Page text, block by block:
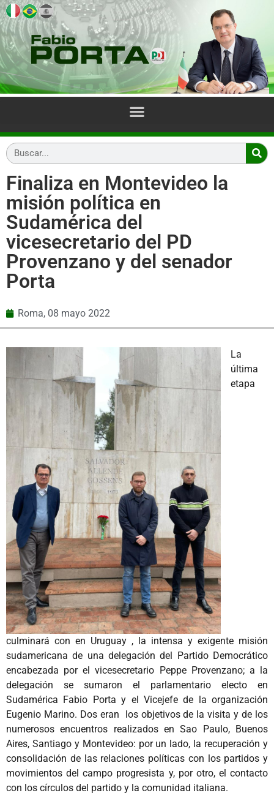
Finaliza en Montevideo la
misión política en
Sudamérica del
vicesecretario del PD
Provenzano y del senador
Porta
Roma, 08 mayo 2022
La
última
etapa
culminará con en Uruguay , la intensa y exigente misión
sudamericana de una delegación del Partido Democrático
encabezada por el vicesecretario Peppe Provenzano; a la
delegación se sumaron el parlamentario electo en
Sudamérica Fabio Porta y el Vicejefe de la organización
Eugenio Marino. Dos eran los objetivos de la visita y de los
numerosos encuentros realizados en Sao Paulo, Buenos
Aires, Santiago y Montevideo: por un lado, la recuperación y
consolidación de las relaciones políticas con los partidos y
movimientos del campo progresista y, por otro, el contacto
con los círculos del partido y la comunidad italiana.